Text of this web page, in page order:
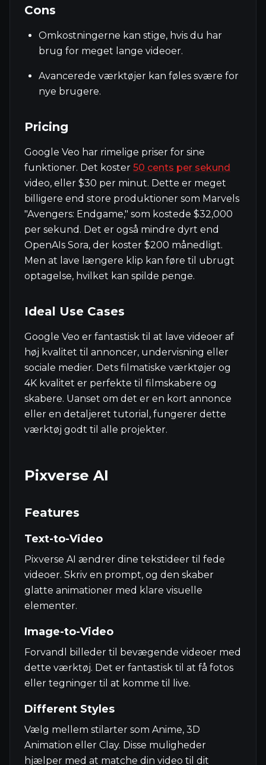
Cons
Omkostningerne kan stige, hvis du har
brug for meget lange videoer.
Avancerede værktøjer kan føles svære for
nye brugere.
Pricing
Google Veo har rimelige priser for sine
funktioner. Det koster 50 cents per sekund
video, eller $30 per minut. Dette er meget
billigere end store produktioner som Marvels
"Avengers: Endgame," som kostede $32,000
per sekund. Det er også mindre dyrt end
OpenAIs Sora, der koster $200 månedligt.
Men at lave længere klip kan føre til ubrugt
optagelse, hvilket kan spilde penge.
Ideal Use Cases
Google Veo er fantastisk til at lave videoer af
høj kvalitet til annoncer, undervisning eller
sociale medier. Dets filmatiske værktøjer og
4K kvalitet er perfekte til filmskabere og
skabere. Uanset om det er en kort annonce
eller en detaljeret tutorial, fungerer dette
værktøj godt til alle projekter.
Pixverse AI
Features
Text-to-Video
Pixverse AI ændrer dine tekstideer til fede
videoer. Skriv en prompt, og den skaber
glatte animationer med klare visuelle
elementer.
Image-to-Video
Forvandl billeder til bevægende videoer med
dette værktøj. Det er fantastisk til at få fotos
eller tegninger til at komme til live.
Different Styles
Vælg mellem stilarter som Anime, 3D
Animation eller Clay. Disse muligheder
hjælper med at matche din video til dit